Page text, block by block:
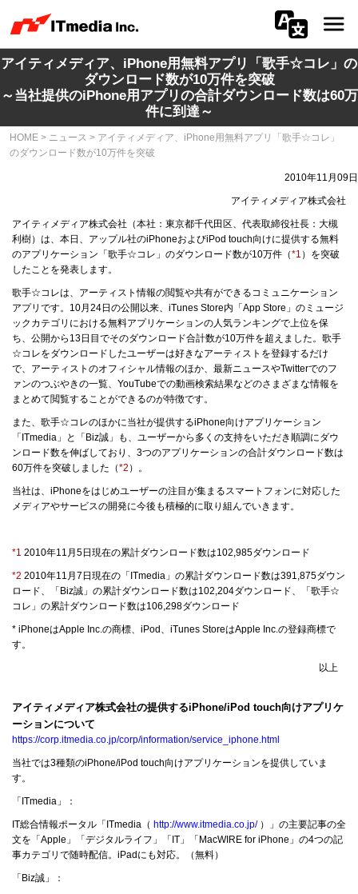
会社情報
ニュース
IR
プライバシー
採用
メディア一覧
広告サービス
アイティメディア、iPhone用無料アプリ「歌手☆コレ」の
ダウンロード数が10万件を突破
～当社提供のiPhone用アプリの合計ダウンロード数は60万
件に到達～
HOME > ニュース > アイティメディア、iPhone用無料アプリ「歌手☆コレ」
のダウンロード数が10万件を突破
2010年11月09日
アイティメディア株式会社
アイティメディア株式会社（本社：東京都千代田区、代表取締役社長：大槻
利樹）は、本日、アップル社のiPhoneおよびiPod touch向けに提供する無料
のアプリケーション「歌手☆コレ」のダウンロード数が10万件（*1 ）を突破
したことを発表します。
歌手☆コレは、アーティスト情報の閲覧や共有ができるコミュニケーション
アプリです。10月24日の公開以来、iTunes Store内「App Store」のミュージ
ックカテゴリにおける無料アプリケーションの人気ランキングで上位を保
ち、公開から13日目でそのダウンロード合計数が10万件を超えました。歌手
☆コレをダウンロードしたユーザーは好きなアーティストを登録するだけ
で、アーティストのオフィシャル情報のほか、最新ニュースやTwitterでのフ
ァンのつぶやきの一覧、YouTubeでの動画検索結果などのさまざまな情報を
まとめて閲覧することができるのが特徴です。
また、歌手☆コレのほかに当社が提供するiPhone向けアプリケーション
「ITmedia」と「Biz誠」も、ユーザーから多くの支持をいただき順調にダウ
ンロード数を伸ばしており、3つのアプリケーションの合計ダウンロード数は
60万件を突破しました（*2 ）。
当社は、iPhoneをはじめユーザーの注目が集まるスマートフォンに対応した
メディアやサービスの開発に今後も積極的に取り組んでいきます。
*1 2010年11月5日現在の累計ダウンロード数は102,985ダウンロード
*2 2010年11月7日現在の「ITmedia」の累計ダウンロード数は391,875ダウン
ロード、「Biz誠」の累計ダウンロード数は102,204ダウンロード、「歌手☆
コレ」の累計ダウンロード数は106,298ダウンロード
* iPhoneはApple Inc.の商標、iPod、iTunes StoreはApple Inc.の登録商標で
す。
以上
アイティメディア株式会社の提供するiPhone/iPod touch向けアプリケ
ーションについて
https://corp.itmedia.co.jp/corp/information/service_iphone.html
当社では3種類のiPhone/iPod touch向けアプリケーションを提供していま
す。
「ITmedia」：
IT総合情報ポータル「ITmedia（ http://www.itmedia.co.jp/）」の主要記事の全
文を「Apple」「デジタルライフ」「IT」「MacWIRE for iPhone」の4つの記
事カテゴリで随時配信。iPadにも対応。（無料）
「Biz誠」：